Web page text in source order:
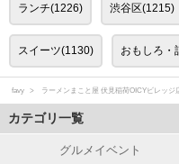
ランチ(1226) 渋谷区(1215)
スイーツ(1130) おもしろ・
favy ラーメンまこと屋 伏見稲荷OICYビレッジ
カテゴリ一覧
グルメイベント